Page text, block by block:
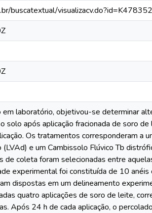
buscatextual/
em laboratório, objetivou-se determinar
solo após aplicação fracionada de soro
Os tratamentos corresponderam a
e um Cambissolo Flúvico Tb
coleta foram selecionadas entre
experimental foi constituída de 10
dispostas em um delineamento
quatro aplicações de soro de leite,
Após 24 h de cada aplicação, o